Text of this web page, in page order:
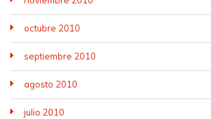
octubre 2010
septiembre 2010
agosto 2010
julio 2010